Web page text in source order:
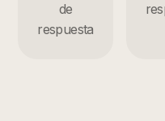
de
respuesta